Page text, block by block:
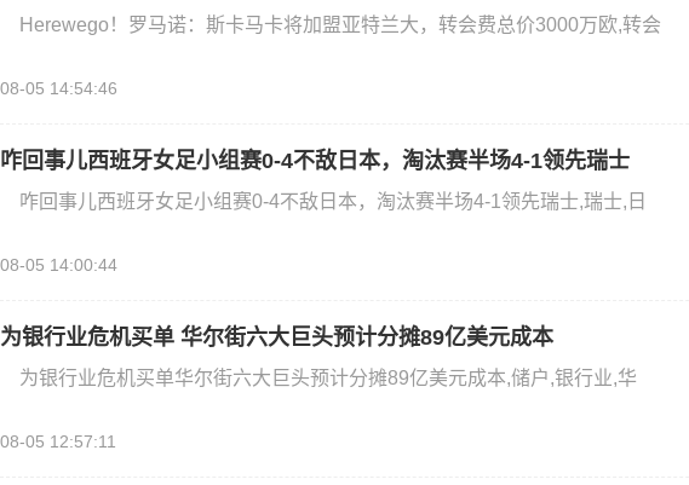
Herewego！罗马诺：斯卡马卡将加盟亚特兰大，转会费总价3000万欧,转会
08-05 14:54:46
咋回事儿西班牙女足小组赛0-4不敌日本，淘汰赛半场4-1领先瑞士
咋回事儿西班牙女足小组赛0-4不敌日本，淘汰赛半场4-1领先瑞士,瑞士,日
08-05 14:00:44
为银行业危机买单 华尔街六大巨头预计分摊89亿美元成本
为银行业危机买单华尔街六大巨头预计分摊89亿美元成本,储户,银行业,华
08-05 12:57:11